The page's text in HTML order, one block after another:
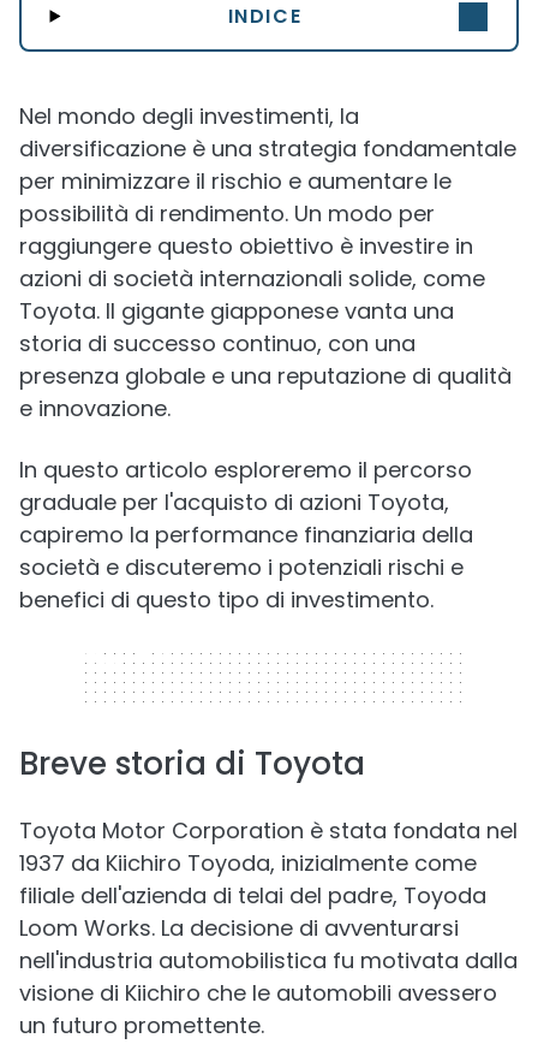
INDICE
Nel mondo degli investimenti, la
diversificazione è una strategia fondamentale
per minimizzare il rischio e aumentare le
possibilità di rendimento. Un modo per
raggiungere questo obiettivo è investire in
azioni di società internazionali solide, come
Toyota. Il gigante giapponese vanta una
storia di successo continuo, con una
presenza globale e una reputazione di qualità
e innovazione.
In questo articolo esploreremo il percorso
graduale per l'acquisto di azioni Toyota,
capiremo la performance finanziaria della
società e discuteremo i potenziali rischi e
benefici di questo tipo di investimento.
320 x 50
Breve storia di Toyota
Toyota Motor Corporation è stata fondata nel
1937 da Kiichiro Toyoda, inizialmente come
filiale dell'azienda di telai del padre, Toyoda
Loom Works. La decisione di avventurarsi
nell'industria automobilistica fu motivata dalla
visione di Kiichiro che le automobili avessero
un futuro promettente.